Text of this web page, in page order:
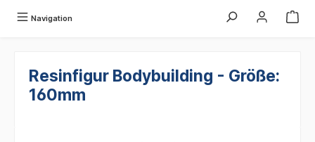
Navigation
Resinfigur Bodybuilding - Größe:
160mm